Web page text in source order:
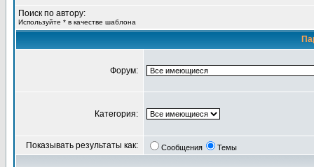
Поиск по автору:
Используйте * в качестве шаблона
Форум:
Категория:
Показывать результаты как: Сообщения Темы